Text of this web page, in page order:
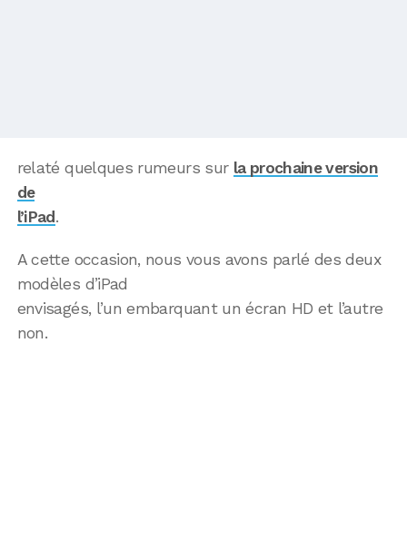
relaté quelques rumeurs sur la prochaine version
de
l’iPad.
A cette occasion, nous vous avons parlé des deux
modèles d’iPad
envisagés, l’un embarquant un écran HD et l’autre
non.